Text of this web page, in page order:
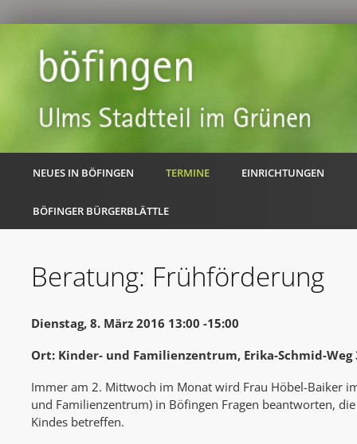
NEUES IN BÖFINGEN TERMINE EINRICHTUNGEN
BÖFINGER BÜRGERBLÄTTLE
Beratung: Frühförderung
Dienstag, 8. März 2016 13:00 -15:00
Ort: Kinder- und Familienzentrum, Erika-Schmid-Weg
Immer am 2. Mittwoch im Monat wird Frau Höbel-Baiker
und Familienzentrum) in Böfingen Fragen beantworten,
Kindes betreffen.